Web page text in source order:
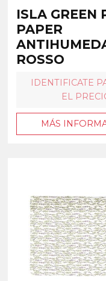
ISLA GREEN
PAPER
ROSSO
IDENTIFICATE
EL
MÁS